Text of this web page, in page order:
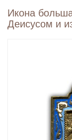
Икона
Деисусом и